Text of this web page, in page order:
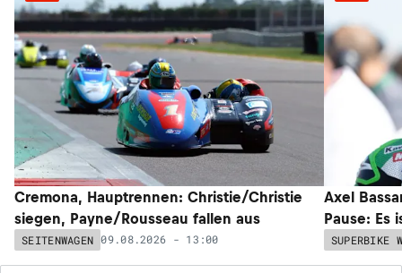
Cremona, Hauptrennen: Christie/Christie
siegen, Payne/Rousseau fallen aus
SEITENWAGEN 09.08.2026 - 13:00
Axel
Pause: Es
SUPERBIKE